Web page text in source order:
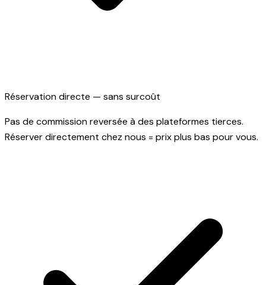
Réservation directe — sans surcoût
Pas de commission reversée à des plateformes tierces.
Réserver directement chez nous = prix plus bas pour vous.